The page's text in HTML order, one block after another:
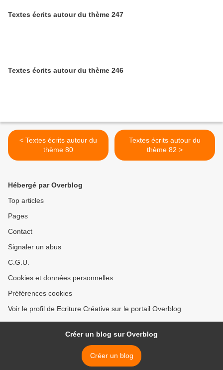
Textes écrits autour du thème 247
Textes écrits autour du thème 246
< Textes écrits autour du
thème 80
Textes écrits autour du
thème 82 >
Hébergé par Overblog
Top articles
Pages
Contact
Signaler un abus
C.G.U.
Cookies et données personnelles
Préférences cookies
Voir le profil de Ecriture Créative sur le portail Overblog
Créer un blog sur Overblog
Créer un blog